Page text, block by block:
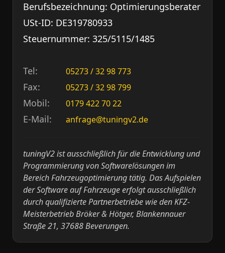
Berufsbezeichnung: Optimierungsberater
USt-ID: DE319780933
Steuernummer: 325/5115/1485
Tel: 05273 / 32 98 773
Fax: 05273 / 32 98 799
Mobil: 0179 422 70 22
E-Mail: anfrage@tuningv2.de
tuningV2 ist ausschließlich für die Entwicklung und
Programmierung von Softwarelösungen im
Bereich Fahrzeugoptimierung tätig. Das Aufspielen
der Software auf Fahrzeuge erfolgt ausschließlich
durch qualifizierte Partnerbetriebe wie den KFZ-
Meisterbetrieb Bröker & Hötger, Blankennauer
Straße 21, 37688 Beverungen.